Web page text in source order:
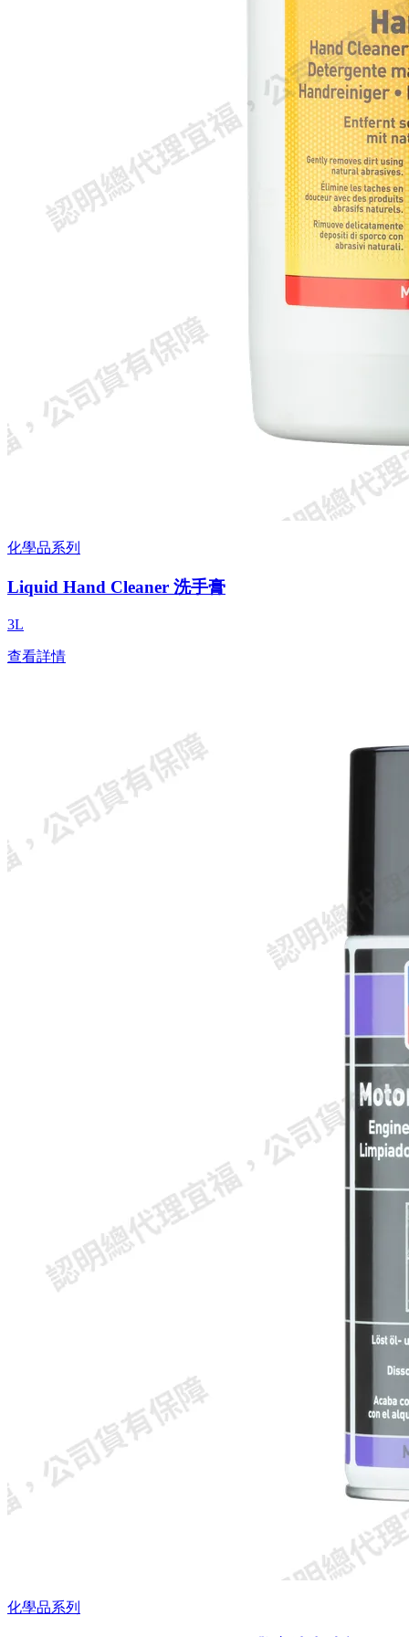
化學品系列
Liquid Hand Cleaner 洗手膏
3L
查看詳情
化學品系列